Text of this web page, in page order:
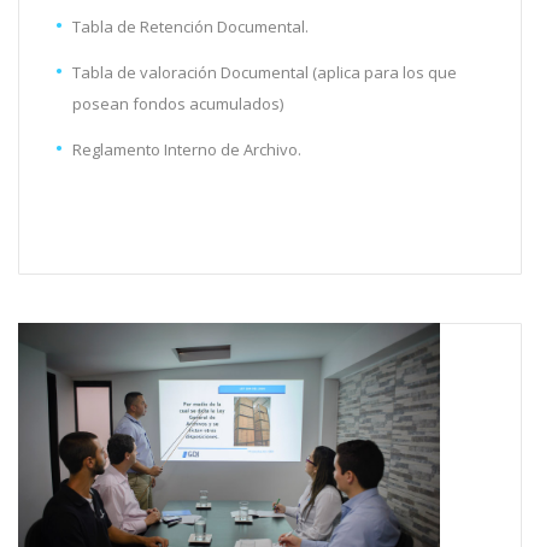
Tabla de Retención Documental.
Tabla de valoración Documental (aplica para los que
posean fondos acumulados)
Reglamento Interno de Archivo.